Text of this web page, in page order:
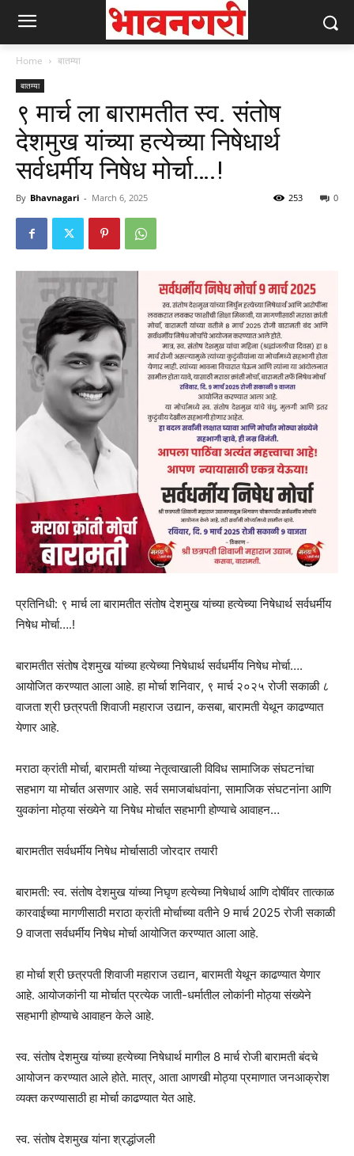
Home बातम्या
बातम्या
९ मार्च ला बारामतीत स्व. संतोष
देशमुख यांच्या हत्येच्या निषेधार्थ
सर्वधर्मीय निषेध मोर्चा….!
By Bhavnagari - March 6, 2025 0
253
प्रतिनिधी: ९ मार्च ला बारामतीत संतोष देशमुख यांच्या हत्येच्या निषेधार्थ सर्वधर्मीय
निषेध मोर्चा….!
बारामतीत संतोष देशमुख यांच्या हत्येच्या निषेधार्थ सर्वधर्मीय निषेध मोर्चा….
आयोजित करण्यात आला आहे. हा मोर्चा शनिवार, ९ मार्च २०२५ रोजी सकाळी ८
वाजता श्री छत्रपती शिवाजी महाराज उद्यान, कसबा, बारामती येथून काढण्यात
येणार आहे.
मराठा क्रांती मोर्चा, बारामती यांच्या नेतृत्वाखाली विविध सामाजिक संघटनांचा
सहभाग या मोर्चात असणार आहे. सर्व समाजबांधवांना, सामाजिक संघटनांना आणि
युवकांना मोठ्या संख्येने या निषेध मोर्चात सहभागी होण्याचे आवाहन…
बारामतीत सर्वधर्मीय निषेध मोर्चासाठी जोरदार तयारी
बारामती: स्व. संतोष देशमुख यांच्या निघृण हत्येच्या निषेधार्थ आणि दोषींवर तात्काळ
कारवाईच्या मागणीसाठी मराठा क्रांती मोर्चाच्या वतीने 9 मार्च 2025 रोजी सकाळी
9 वाजता सर्वधर्मीय निषेध मोर्चा आयोजित करण्यात आला आहे.
हा मोर्चा श्री छत्रपती शिवाजी महाराज उद्यान, बारामती येथून काढण्यात येणार
आहे. आयोजकांनी या मोर्चात प्रत्येक जाती-धर्मातील लोकांनी मोठ्या संख्येने
सहभागी होण्याचे आवाहन केले आहे.
स्व. संतोष देशमुख यांच्या हत्येच्या निषेधार्थ मागील 8 मार्च रोजी बारामती बंदचे
आयोजन करण्यात आले होते. मात्र, आता आणखी मोठ्या प्रमाणात जनआक्रोश
व्यक्त करण्यासाठी हा मोर्चा काढण्यात येत आहे.
स्व. संतोष देशमुख यांना श्रद्धांजली